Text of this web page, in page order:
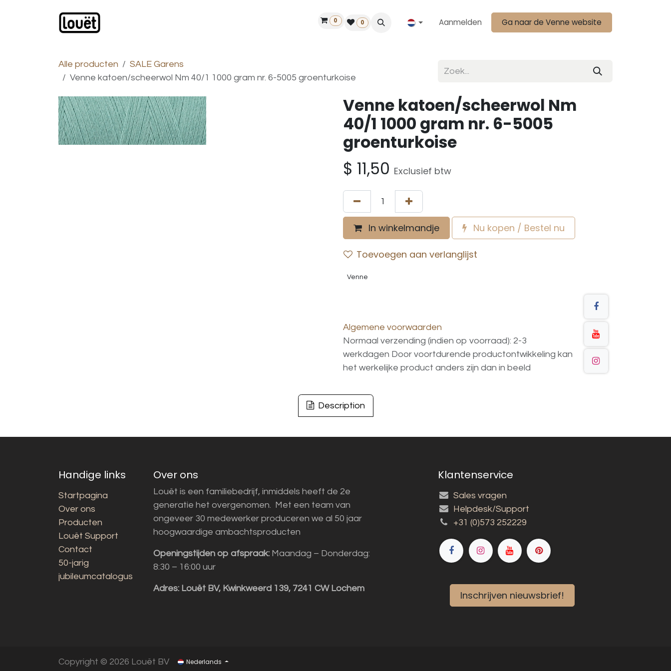
Vind een dealer
0 0 Aanmelden Ga naar de Venne website
Alle producten
SALE Garens
Venne katoen/scheerwol Nm 40/1 1000 gram nr. 6-5005 groenturkoise
Venne katoen/scheerwol Nm
40/1 1000 gram nr. 6-5005
groenturkoise
$ 11,50 Exclusief btw
In winkelmandje Nu kopen / Bestel nu
Toevoegen aan verlanglijst
Venne
Algemene voorwaarden
Normaal verzending (indien op voorraad): 2-3
werkdagen Door voortdurende productontwikkeling kan
het werkelijke product anders zijn dan in beeld
Description
Handige links
Startpagina
Over ons
Producten
Louët Support
Contact
50-jarig
jubileumcatalogus
Over ons
Louët is een familiebedrijf, inmiddels heeft de 2e
generatie het overgenomen. Met een team van
ongeveer 30 medewerker produceren we al 50 jaar
hoogwaardige ambachtsproducten
Openingstijden op afspraak: Maandag – Donderdag:
8:30 – 16:00 uur
Adres: Louët BV, Kwinkweerd 139, 7241 CW Lochem
Klantenservice
Sales vragen
Helpdesk/Support
+31 (0)573 252229
Inschrijven nieuwsbrief!
Copyright © 2026 Louët BV Nederlands